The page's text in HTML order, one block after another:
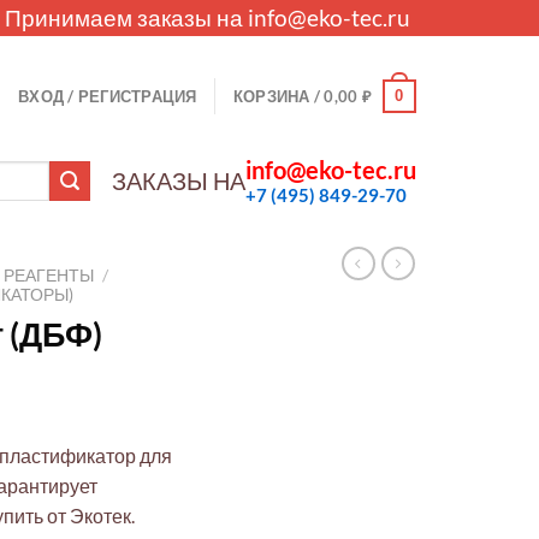
Принимаем заказы на info@eko-tec.ru
ВХОД / РЕГИСТРАЦИЯ КОРЗИНА /0,00 ₽ 0
ЗАКАЗЫ НАinfo@eko-tec.ru
+7 (495) 849-29-70
РЕАГЕНТЫ /
(ДБФ)
для
от Экотек.